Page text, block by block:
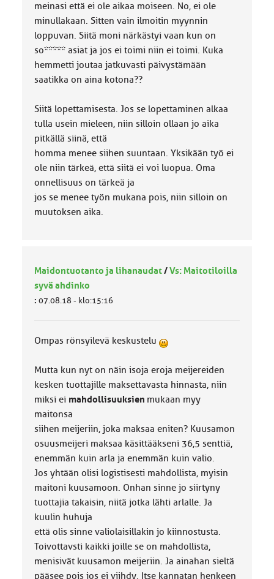
meinasi että ei ole aikaa moiseen. No, ei ole
minullakaan. Sitten vain ilmoitin myynnin
loppuvan. Siitä moni närkästyi vaan kun on
so***** asiat ja jos ei toimi niin ei toimi. Kuka
hemmetti joutaa jatkuvasti päivystämään
saatikka on aina kotona??
Siitä lopettamisesta. Jos se lopettaminen alkaa
tulla usein mieleen, niin silloin ollaan jo aika
pitkällä siinä, että
homma menee siihen suuntaan. Yksikään työ ei
ole niin tärkeä, että siitä ei voi luopua. Oma
onnellisuus on tärkeä ja
jos se menee työn mukana pois, niin silloin on
muutoksen aika.
Maidontuotanto ja lihanaudat/Vs: Maitotiloilla
syvä ahdinko
: 07.08.18 - klo:15:16
Ompas rönsyilevä keskustelu
Mutta kun nyt on näin isoja eroja meijereiden
kesken tuottajille maksettavasta hinnasta, niin
miksi ei mahdollisuuksien mukaan myy
maitonsa
siihen meijeriin, joka maksaa eniten? Kuusamon
osuusmeijeri maksaa käsittääkseni 36,5 senttiä,
enemmän kuin arla ja enemmän kuin valio.
Jos yhtään olisi logistisesti mahdollista, myisin
maitoni kuusamoon. Onhan sinne jo siirtyny
tuottajia takaisin, niitä jotka lähti arlalle. Ja
kuulin huhuja
että olis sinne valiolaisillakin jo kiinnostusta.
Toivottavsti kaikki joille se on mahdollista,
menisivät kuusamon meijeriin. Ja ainahan sieltä
pääsee pois jos ei viihdy. Itse kannatan henkeen